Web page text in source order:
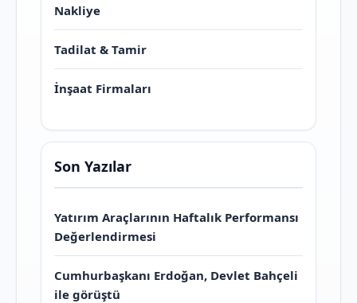
Nakliye
Tadilat & Tamir
İnşaat Firmaları
Son Yazılar
Yatırım Araçlarının Haftalık Performansı
Değerlendirmesi
Cumhurbaşkanı Erdoğan, Devlet Bahçeli
ile görüştü